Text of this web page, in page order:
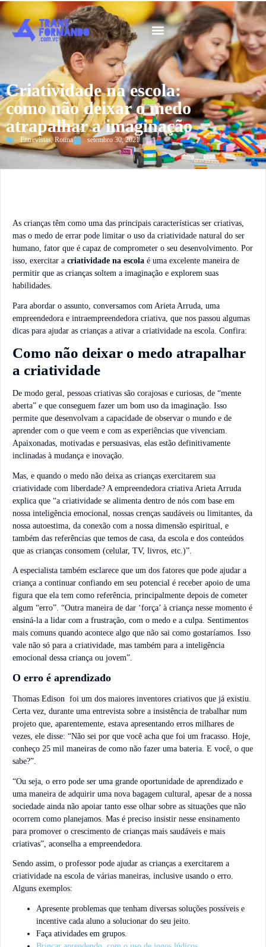
Criatividade na escola:
como não deixar o medo
atrapalhar a imaginação
Entrevistas,Rotina setembro 30, 2021
As crianças têm como uma das principais características ser criativas,
mas o medo de errar pode limitar o uso da criatividade natural do ser
humano, fator que é capaz de comprometer o seu desenvolvimento. Por
isso, exercitar a criatividade na escola é uma excelente maneira de
permitir que as crianças soltem a imaginação e explorem suas
habilidades.
Para abordar o assunto, conversamos com Arieta Arruda, uma
empreendedora e intraempreendedora criativa, que nos passou algumas
dicas para ajudar as crianças a ativar a criatividade na escola. Confira:
Como não deixar o medo atrapalhar
a criatividade
De modo geral, pessoas criativas são corajosas e curiosas, de “mente
aberta” e que conseguem fazer um bom uso da imaginação. Isso
permite que desenvolvam a capacidade de observar o mundo e de
aprender com o que veem e com as experiências que vivenciam.
Apaixonadas, motivadas e persuasivas, elas estão definitivamente
inclinadas à mudança e inovação.
Mas, e quando o medo não deixa as crianças exercitarem sua
criatividade com liberdade? A empreendedora criativa Arieta Arruda
explica que “a criatividade se alimenta dentro de nós com base em
nossa inteligência emocional, nossas crenças saudáveis ou limitantes, da
nossa autoestima, da conexão com a nossa dimensão espiritual, e
também das referências que temos de casa, da escola e dos conteúdos
que as crianças consomem (celular, TV, livros, etc.)”.
A especialista também esclarece que um dos fatores que pode ajudar a
criança a continuar confiando em seu potencial é receber apoio de uma
figura que ela tem como referência, principalmente depois de cometer
algum “erro”. “Outra maneira de dar ‘força’ à criança nesse momento é
ensiná-la a lidar com a frustração, com o medo e a culpa. Sentimentos
mais comuns quando acontece algo que não sai como gostaríamos. Isso
vale não só para a criatividade, mas também para a inteligência
emocional dessa criança ou jovem”.
O erro é aprendizado
Thomas Edison foi um dos maiores inventores criativos que já existiu.
Certa vez, durante uma entrevista sobre a insistência de trabalhar num
projeto que, aparentemente, estava apresentando erros milhares de
vezes, ele disse: “Não sei por que você acha que foi um fracasso. Hoje,
conheço 25 mil maneiras de como não fazer uma bateria. E você, o que
sabe?”.
“Ou seja, o erro pode ser uma grande oportunidade de aprendizado e
uma maneira de adquirir uma nova bagagem cultural, apesar de a nossa
sociedade ainda não apoiar tanto esse olhar sobre as situações que não
ocorrem como planejamos. Mas é preciso insistir nesse ensinamento
para promover o crescimento de crianças mais saudáveis e mais
criativas”, aconselha a empreendedora.
Sendo assim, o professor pode ajudar as crianças a exercitarem a
criatividade na escola de várias maneiras, inclusive usando o erro.
Alguns exemplos:
Apresente problemas que tenham diversas soluções possíveis e
incentive cada aluno a solucionar do seu jeito.
Faça atividades em grupos.